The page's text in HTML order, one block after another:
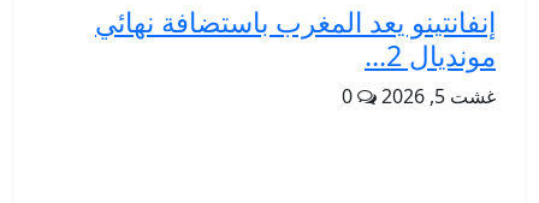
إنفانتينو يعد المغرب باستضافة نهائي
مونديال 2...
غشت 5, 2026 0